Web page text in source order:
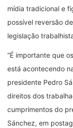
mídia tradicional e
possível reversão
legislação
“É importante que
está acontecendo
presidente Pedro
direitos dos
cumprimentos do
Sánchez, em